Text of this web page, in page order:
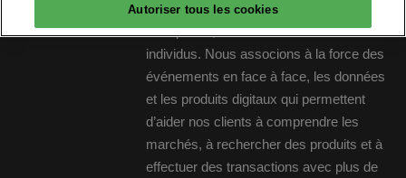
RX est au service du développement des
entreprises, des collectivités et des
individus. Nous associons à la force des
événements en face à face, les données
et les produits digitaux qui permettent
d’aider nos clients à comprendre les
marchés, à rechercher des produits et à
effectuer des transactions avec plus de
Autoriser tous les cookies